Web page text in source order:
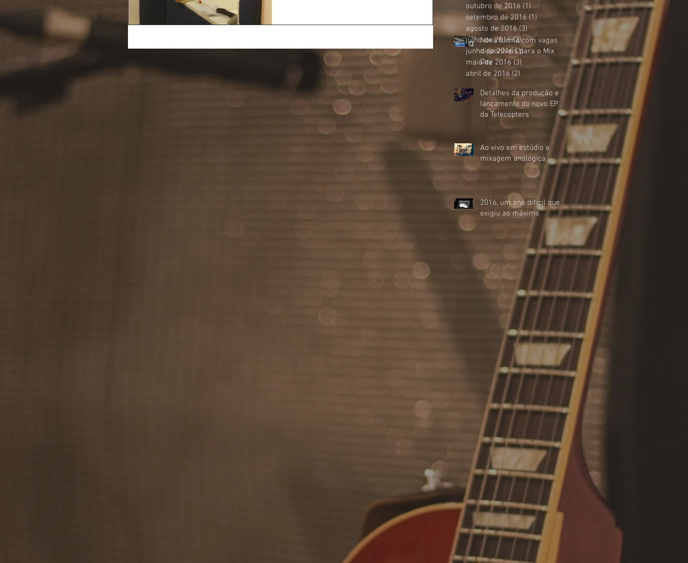
Nova turma com vagas
disponíveis para o Mix
Day
Detalhes da produção e
lançamento do novo EP
da Telecopters
Ao vivo em estúdio e
mixagem analógica
2016, um ano difícil que
exigiu ao máximo
outubro de 2016 (1) 1 post
setembro de 2016 (1) 1 post
agosto de 2016 (3)
julho de 2016 (2)2 posts
junho de 2016 (3)3 posts
maio de 2016 (3)
abril de 2016 (2)